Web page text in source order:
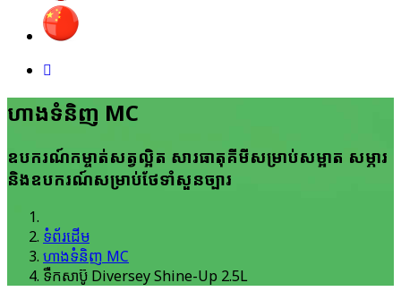
ហាង​ទំនិញ MC
ឧបករណ៍​កម្ចាត់​សត្វ​ល្អិត សារ​ធាតុ​គីមី​សម្រាប់​សម្អាត សម្ភារ
និង​ឧបករណ៍​សម្រាប់​ថែ​ទាំ​សួន​ច្បារ
ទំព័រដើម
ហាង​ទំនិញ MC
ទឺកសាប៊ូ Diversey Shine-Up 2.5L